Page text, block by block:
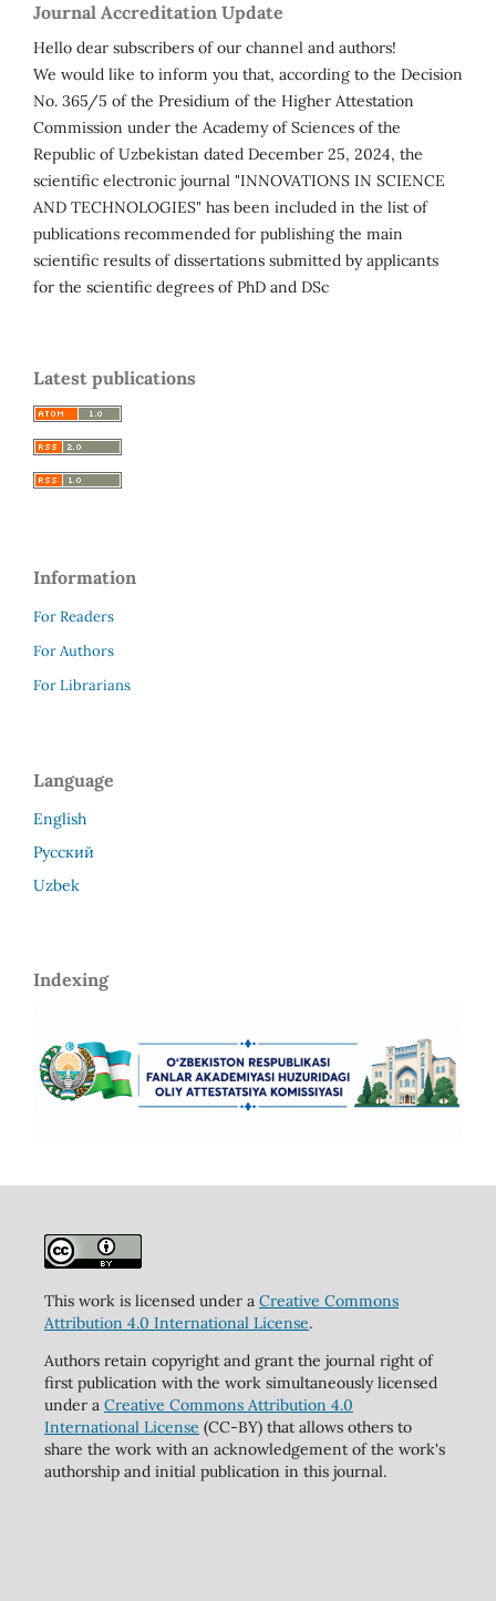
Journal Accreditation Update
Hello dear subscribers of our channel and authors!
We would like to inform you that, according to the Decision
No. 365/5 of the Presidium of the Higher Attestation
Commission under the Academy of Sciences of the
Republic of Uzbekistan dated December 25, 2024, the
scientific electronic journal "INNOVATIONS IN SCIENCE
AND TECHNOLOGIES" has been included in the list of
publications recommended for publishing the main
scientific results of dissertations submitted by applicants
for the scientific degrees of PhD and DSc
Latest publications
Information
For Readers
For Authors
For Librarians
Language
English
Русский
Uzbek
Indexing
This work is licensed under a Creative Commons
Attribution 4.0 International License.
Authors retain copyright and grant the journal right of
first publication with the work simultaneously licensed
under a Creative Commons Attribution 4.0
International License (CC-BY) that allows others to
share the work with an acknowledgement of the work's
authorship and initial publication in this journal.